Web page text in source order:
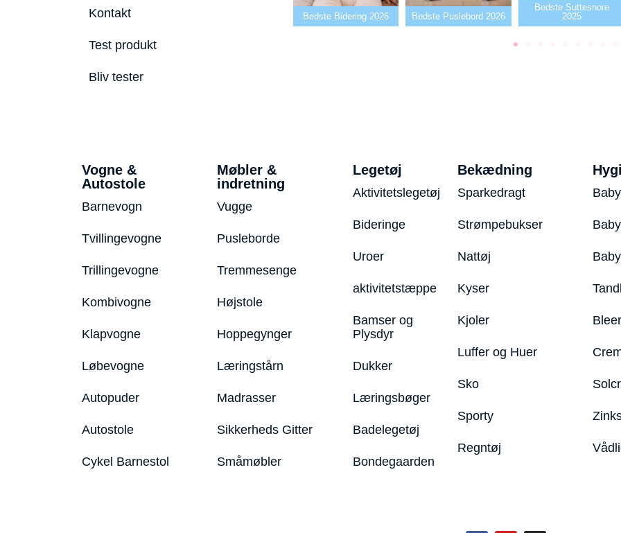
Kontakt
Test produkt
Bliv tester
Bedste tremmeseng
2026
Bedste Bidering 2026 Bedste Puslebord 2026
Bedste Suttesnore
2025
Vogne &
Autostole
Barnevogn
Tvillingevogne
Trillingevogne
Kombivogne
Klapvogne
Løbevogne
Autopuder
Autostole
Cykel Barnestol
Møbler &
indretning
Vugge
Pusleborde
Tremmesenge
Højstole
Hoppegynger
Læringstårn
Madrasser
Sikkerheds Gitter
Småmøbler
Legetøj
Aktivitetslegetøj
Bideringe
Uroer
aktivitetstæppe
Bamser og
Plysdyr
Dukker
Læringsbøger
Badelegetøj
Bondegaarden
Bekædning
Sparkedragt
Strømpebukser
Nattøj
Kyser
Kjoler
Luffer og Huer
Sko
Sporty
Regntøj